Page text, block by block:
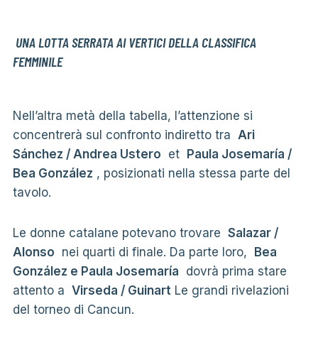
UNA LOTTA SERRATA AI VERTICI DELLA CLASSIFICA
FEMMINILE
Nell’altra metà della tabella, l’attenzione si
concentrerà sul confronto indiretto tra Ari
Sánchez / Andrea Ustero et Paula Josemaría /
Bea González , posizionati nella stessa parte del
tavolo.
Le donne catalane potevano trovare Salazar /
Alonso nei quarti di finale. Da parte loro, Bea
González e Paula Josemaría dovrà prima stare
attento a Virseda / Guinart Le grandi rivelazioni
del torneo di Cancun.